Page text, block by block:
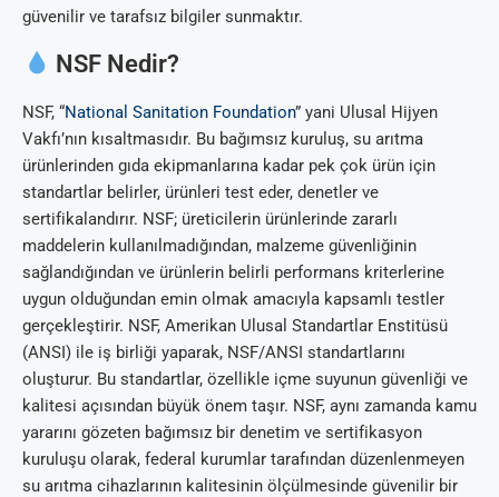
güvenilir ve tarafsız bilgiler sunmaktır.
NSF Nedir?
NSF, “National Sanitation Foundation” yani Ulusal Hijyen
Vakfı’nın kısaltmasıdır. Bu bağımsız kuruluş, su arıtma
ürünlerinden gıda ekipmanlarına kadar pek çok ürün için
standartlar belirler, ürünleri test eder, denetler ve
sertifikalandırır. NSF; üreticilerin ürünlerinde zararlı
maddelerin kullanılmadığından, malzeme güvenliğinin
sağlandığından ve ürünlerin belirli performans kriterlerine
uygun olduğundan emin olmak amacıyla kapsamlı testler
gerçekleştirir. NSF, Amerikan Ulusal Standartlar Enstitüsü
(ANSI) ile iş birliği yaparak, NSF/ANSI standartlarını
oluşturur. Bu standartlar, özellikle içme suyunun güvenliği ve
kalitesi açısından büyük önem taşır. NSF, aynı zamanda kamu
yararını gözeten bağımsız bir denetim ve sertifikasyon
kuruluşu olarak, federal kurumlar tarafından düzenlenmeyen
su arıtma cihazlarının kalitesinin ölçülmesinde güvenilir bir